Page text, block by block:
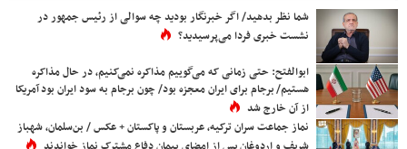
شما نظر بدهید/ اگر خبرنگار بودید چه سوالی از رئیس جمهور در
نشست خبری فردا می‌پرسیدید؟
ابوالفتح: حتی زمانی که می‌گوییم مذاکره نمی‌کنیم، در حال مذاکره
هستیم/ برجام برای ایران معجزه بود/ چون برجام به سود ایران بود آمریکا
از آن خارج شد
نماز جماعت سران ترکیه، عربستان و پاکستان + عکس / بن‌سلمان، شهباز